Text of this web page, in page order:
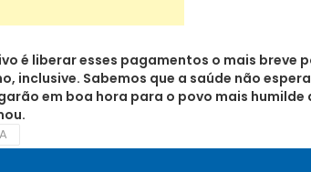
é liberar esses pagamentos o mais breve
inclusive. Sabemos que a saúde não
em boa hora para o povo mais humilde